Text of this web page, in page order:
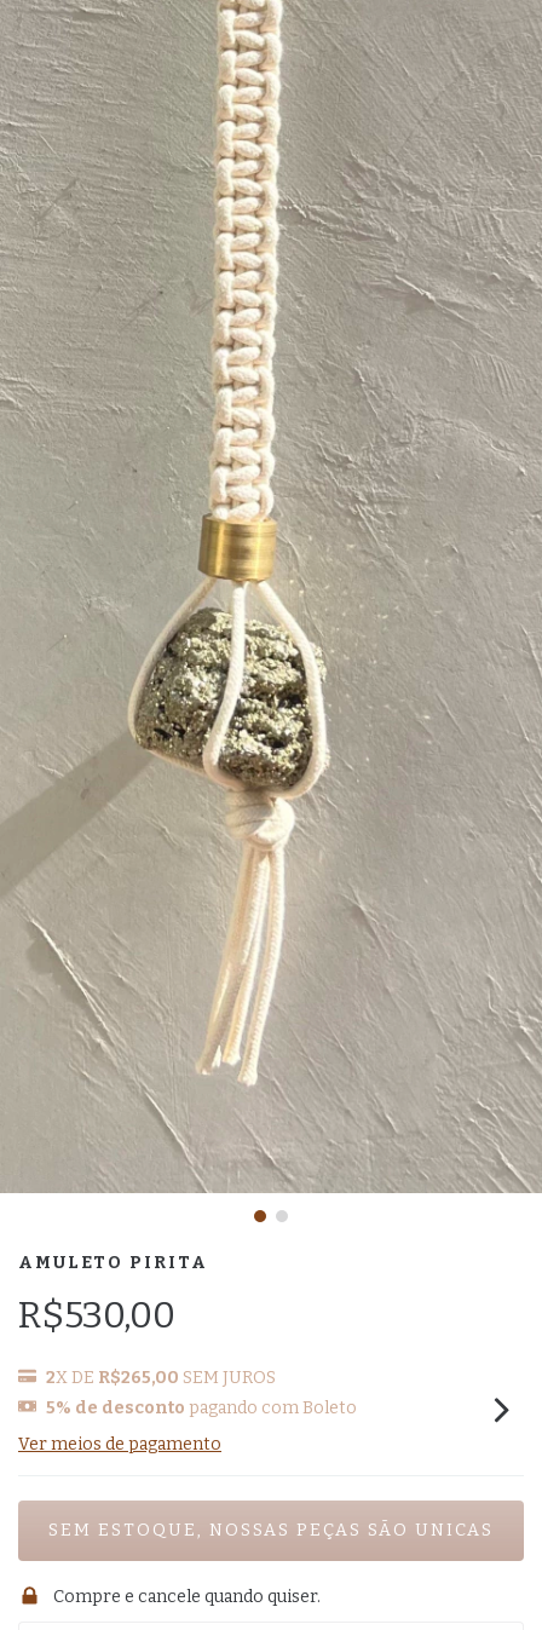
AMULETO PIRITA
R$530,00
2X DE R$265,00 SEM JUROS
5% de desconto pagando com Boleto
Ver meios de pagamento
Compre e cancele quando quiser.